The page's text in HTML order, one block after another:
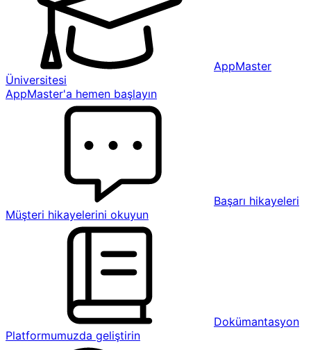
AppMaster
Üniversitesi
AppMaster'a hemen başlayın
Başarı hikayeleri
Müşteri hikayelerini okuyun
Dokümantasyon
Platformumuzda geliştirin